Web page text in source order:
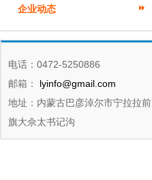
企业动态
电话：0472-5250886
邮箱：
lyinfo@gmail.com
地址：内蒙古巴彦淖尔市宁拉拉前
旗大佘太书记沟